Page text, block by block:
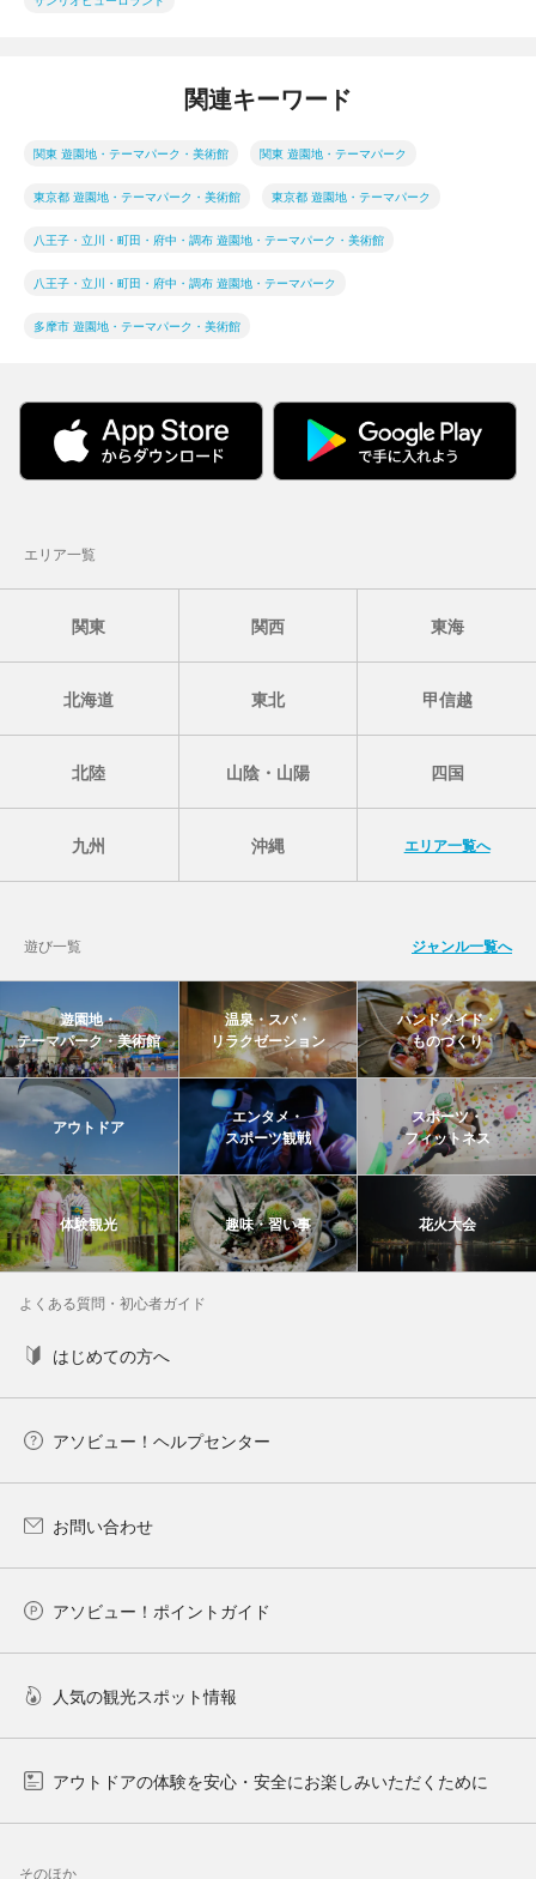
関連キーワード
関東 遊園地・テーマパーク・美術館 関東 遊園地・テーマパーク
東京都 遊園地・テーマパーク・美術館 東京都 遊園地・テーマパーク
八王子・立川・町田・府中・調布 遊園地・テーマパーク・美術館
八王子・立川・町田・府中・調布 遊園地・テーマパーク
多摩市 遊園地・テーマパーク・美術館
エリア一覧
関東 関西 東海
北海道 東北 甲信越
北陸 山陰・山陽 四国
九州 沖縄 エリア一覧へ
遊び一覧 ジャンル一覧へ
遊園地・
テーマパーク・美術館
温泉・スパ・
リラクゼーション
ハンドメイド・
ものづくり
アウトドア
エンタメ・
スポーツ観戦
スポーツ・
フィットネス
体験観光 趣味・習い事 花火大会
よくある質問・初心者ガイド
はじめての方へ
アソビュー！ヘルプセンター
お問い合わせ
アソビュー！ポイントガイド
人気の観光スポット情報
アウトドアの体験を安心・安全にお楽しみいただくために
そのほか